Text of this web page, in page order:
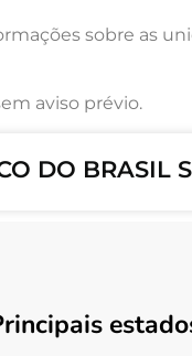
sobre as
aviso prévio.
DO BRASIL